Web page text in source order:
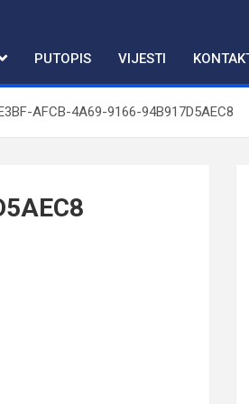
PUTOPIS VIJESTI
AFCB-4A69-9166-94B917D5AEC8